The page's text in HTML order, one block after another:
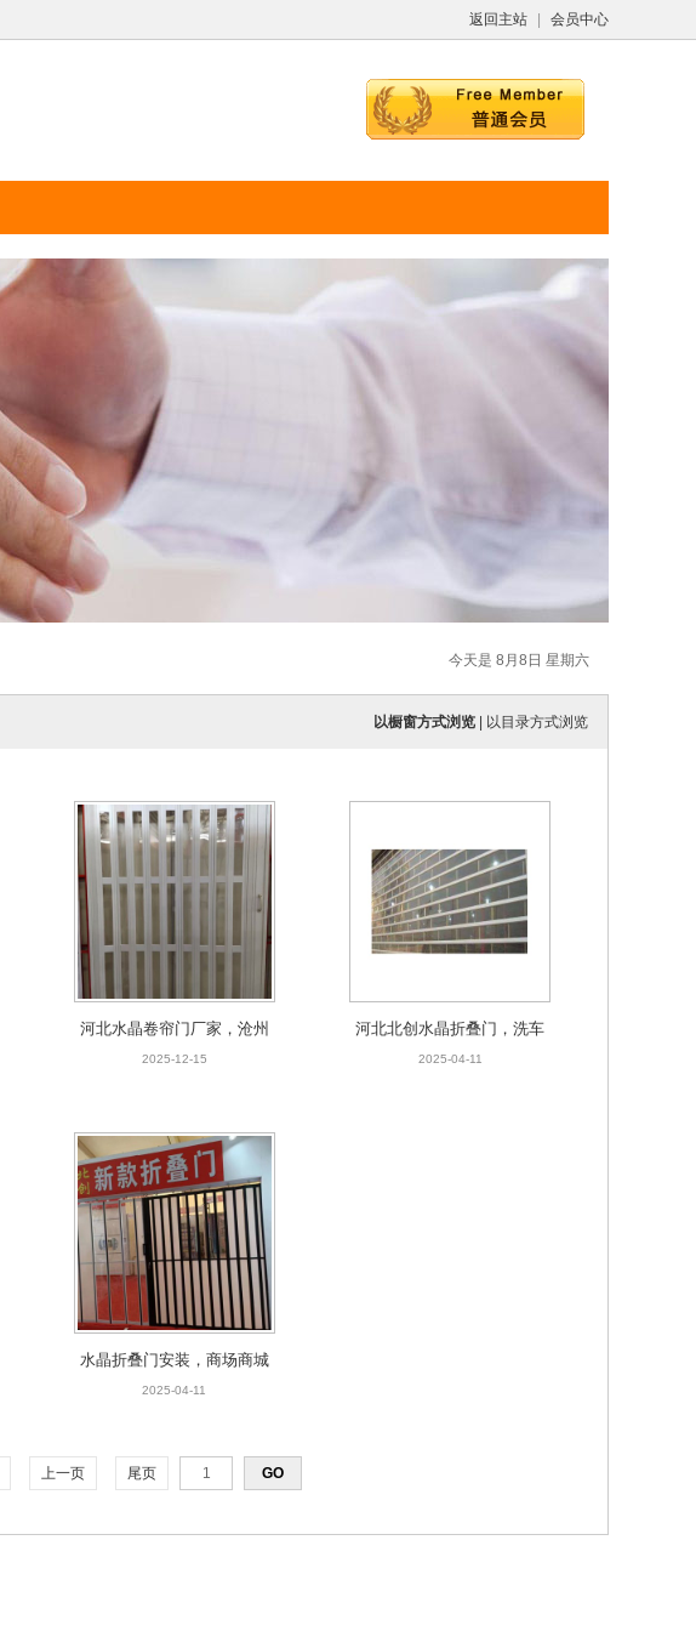
返回主站 会员中心
今天是 8月8日 星期六
以橱窗方式浏览 以目录方式浏览
河北水晶卷帘门厂家，沧州
水晶门，任丘水晶折叠门厂
2025-12-15
河北北创水晶折叠门，洗车
行汽车装饰展厅水晶卷帘门
2025-04-11
水晶折叠门安装，商场商城
门市门店店铺水晶折叠门河
2025-04-11
上一页 尾页